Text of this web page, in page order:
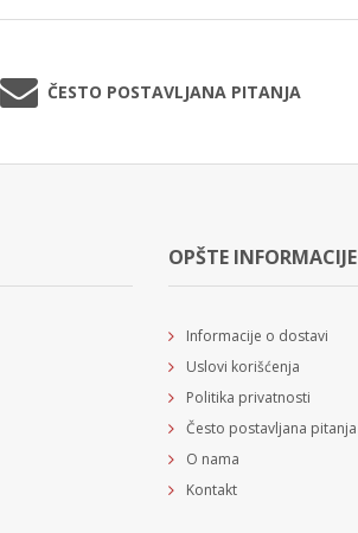
ČESTO POSTAVLJANA PITANJA
OPŠTE INFORMACIJE
Informacije o dostavi
Uslovi korišćenja
Politika privatnosti
Često postavljana pitanja
O nama
Kontakt